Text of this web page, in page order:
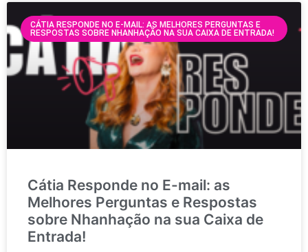
CÁTIA RESPONDE NO E-MAIL: AS MELHORES PERGUNTAS E
RESPOSTAS SOBRE NHANHAÇÃO NA SUA CAIXA DE ENTRADA!
Cátia Responde no E-mail: as
Melhores Perguntas e Respostas
sobre Nhanhação na sua Caixa de
Entrada!